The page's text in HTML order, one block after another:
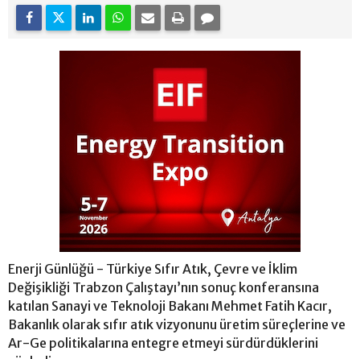
Enerji Günlüğü - Türkiye Sıfır Atık, Çevre ve İklim
Değişikliği Trabzon Çalıştayı’nın sonuç konferansına
katılan Sanayi ve Teknoloji Bakanı Mehmet Fatih Kacır,
Bakanlık olarak sıfır atık vizyonunu üretim süreçlerine ve
Ar-Ge politikalarına entegre etmeyi sürdürdüklerini